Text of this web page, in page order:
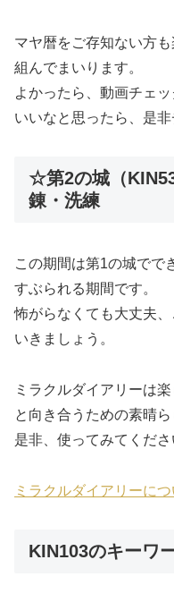
マヤ暦をご存知ない方
組んでまいります。
よかったら、動画チェ
いいなと思ったら、是
☆第2の城（
錬・洗練
この期間は第1の城でで
すぶられる期間です。
怖がらなくても大丈夫
いきましょう。
ミラクルダイアリーは
と向き合うための素晴
是非、使ってみてくださ
ミラクルダイアリーに
KIN103のキーワ